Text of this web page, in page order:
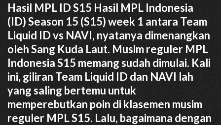
Hasil MPL ID S15 Hasil MPL Indonesia
(ID) Season 15 (S15) week 1 antara Team
Liquid ID vs NAVI, nyatanya dimenangkan
oleh Sang Kuda Laut. Musim reguler MPL
Indonesia S15 memang sudah dimulai. Kali
ini, giliran Team Liquid ID dan NAVI lah
yang saling bertemu untuk
memperebutkan poin di klasemen musim
reguler MPL S15. Lalu, bagaimana dengan